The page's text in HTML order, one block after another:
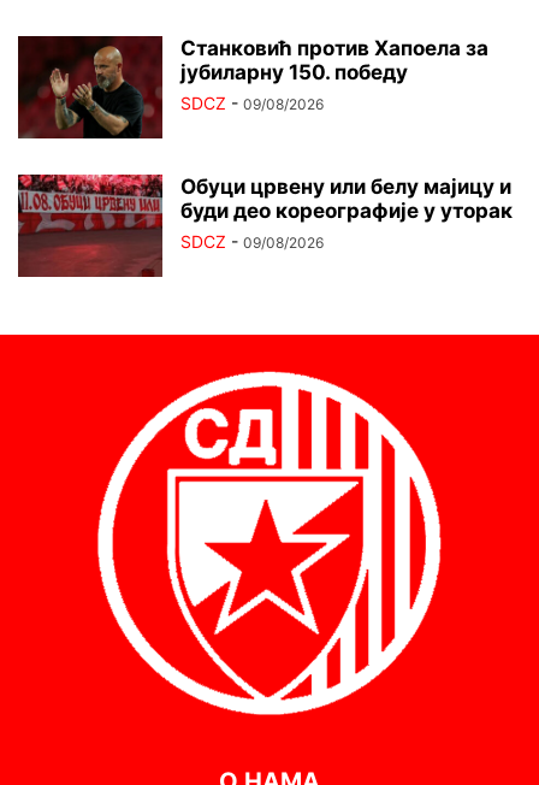
Станковић против Хапоела за
јубиларну 150. победу
SDCZ - 09/08/2026
Обуци црвену или белу мајицу и
буди део кореографије у уторак
SDCZ - 09/08/2026